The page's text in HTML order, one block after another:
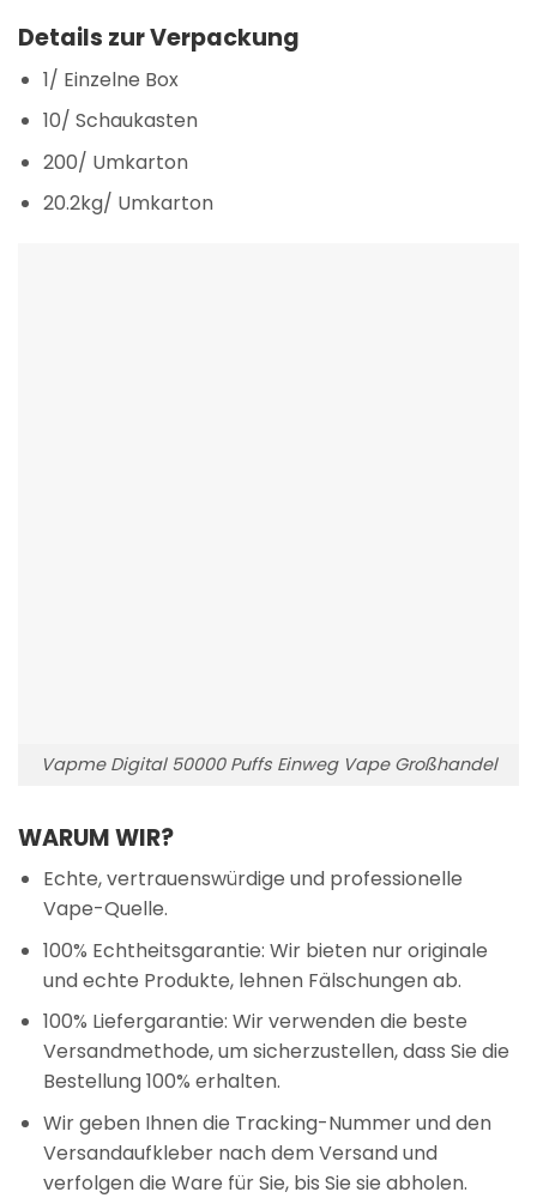
Details zur Verpackung
1/ Einzelne Box
10/ Schaukasten
200/ Umkarton
20.2kg/ Umkarton
Vapme Digital 50000 Puffs Einweg Vape Großhandel
WARUM WIR?
Echte, vertrauenswürdige und professionelle
Vape-Quelle.
100% Echtheitsgarantie: Wir bieten nur originale
und echte Produkte, lehnen Fälschungen ab.
100% Liefergarantie: Wir verwenden die beste
Versandmethode, um sicherzustellen, dass Sie die
Bestellung 100% erhalten.
Wir geben Ihnen die Tracking-Nummer und den
Versandaufkleber nach dem Versand und
verfolgen die Ware für Sie, bis Sie sie abholen.